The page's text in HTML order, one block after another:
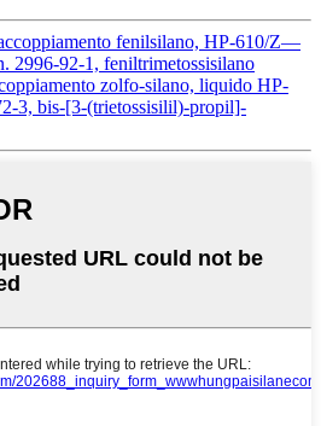
fenilsilano, HP-610/Z—
2996-92-1, feniltrimetossisilano
zolfo-silano, liquido HP-
3, bis-[3-(trietossisilil)-propil]-